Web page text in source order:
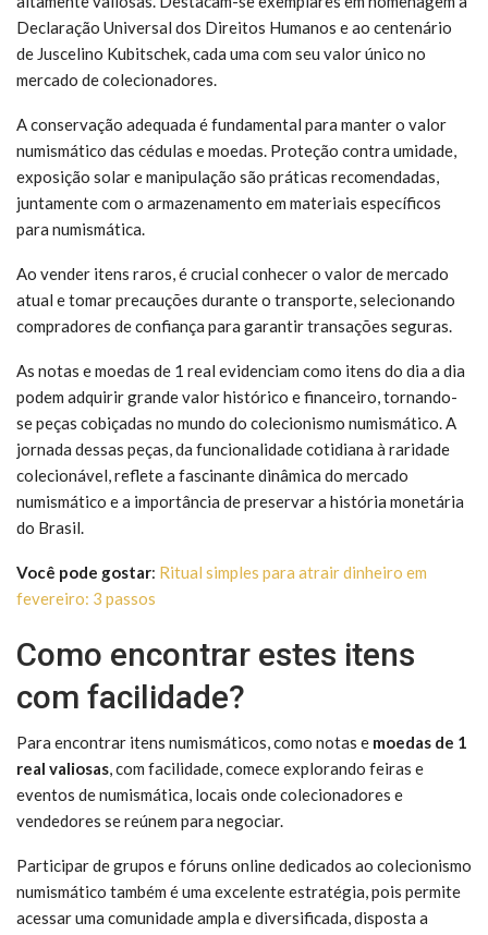
Declaração Universal dos Direitos Humanos e ao centenário
de Juscelino Kubitschek, cada uma com seu valor único no
mercado de colecionadores.
A conservação adequada é fundamental para manter o valor
numismático das cédulas e moedas. Proteção contra umidade,
exposição solar e manipulação são práticas recomendadas,
juntamente com o armazenamento em materiais específicos
para numismática.
Ao vender itens raros, é crucial conhecer o valor de mercado
atual e tomar precauções durante o transporte, selecionando
compradores de confiança para garantir transações seguras.
As notas e moedas de 1 real evidenciam como itens do dia a dia
podem adquirir grande valor histórico e financeiro, tornando-
se peças cobiçadas no mundo do colecionismo numismático. A
jornada dessas peças, da funcionalidade cotidiana à raridade
colecionável, reflete a fascinante dinâmica do mercado
numismático e a importância de preservar a história monetária
do Brasil.
Você pode gostar: Ritual simples para atrair dinheiro em
fevereiro: 3 passos
Como encontrar estes itens
com facilidade?
Para encontrar itens numismáticos, como notas e moedas de 1
real valiosas, com facilidade, comece explorando feiras e
eventos de numismática, locais onde colecionadores e
vendedores se reúnem para negociar.
Participar de grupos e fóruns online dedicados ao colecionismo
numismático também é uma excelente estratégia, pois permite
acessar uma comunidade ampla e diversificada, disposta a